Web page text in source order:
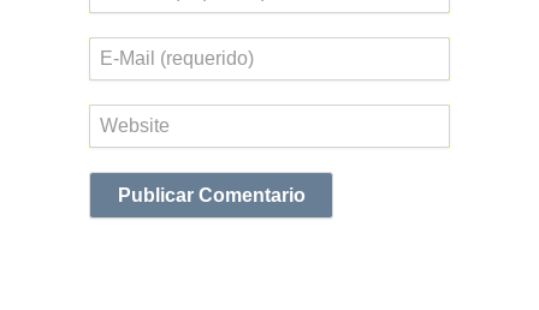
Correo
electrónico
Web